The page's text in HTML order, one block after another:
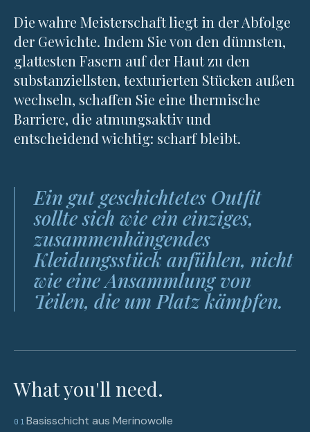
Die wahre Meisterschaft liegt in der Abfolge
der Gewichte. Indem Sie von den dünnsten,
glattesten Fasern auf der Haut zu den
substanziellsten, texturierten Stücken außen
wechseln, schaffen Sie eine thermische
Barriere, die atmungsaktiv und
entscheidend wichtig: scharf bleibt.
Ein gut geschichtetes Outfit
sollte sich wie ein einziges,
zusammenhängendes
Kleidungsstück anfühlen, nicht
wie eine Ansammlung von
Teilen, die um Platz kämpfen.
What you'll need.
01 Basisschicht aus Merinowolle